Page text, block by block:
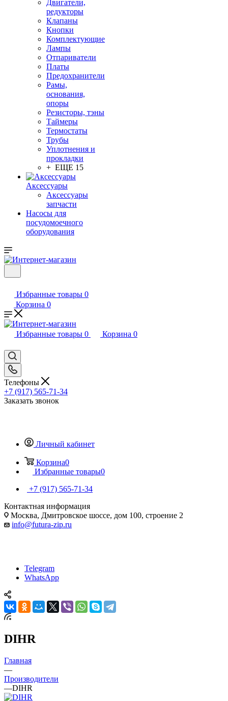
Двигатели,
редукторы
Клапаны
Кнопки
Комплектующие
Лампы
Отпариватели
Платы
Предохранители
Рамы,
основания,
опоры
Резисторы, тэны
Таймеры
Термостаты
Трубы
Уплотнения и
прокладки
+ ЕЩЕ 15
Аксессуары
Аксессуары
запчасти
Насосы для
посудомоечного
оборудования
Избранные товары 0
Корзина 0
Избранные товары 0 Корзина 0
Телефоны
+7 (917) 565-71-34
Заказать звонок
Личный кабинет
Корзина0
Избранные товары0
+7 (917) 565-71-34
Контактная информация
Москва, Дмитровское шоссе, дом 100, строение 2
info@futura-zip.ru
Telegram
WhatsApp
DIHR
Главная
—
Производители
—DIHR